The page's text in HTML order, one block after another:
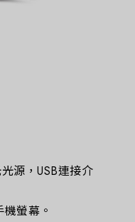
源，USB連接介
螢幕。